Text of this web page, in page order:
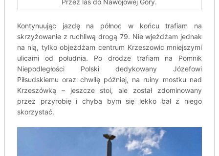
Kontynuując jazdę na północ w końcu trafiam na
skrzyżowanie z ruchliwą drogą 79. Nie wjeżdżam jednak
na nią, tylko objeżdżam centrum Krzeszowic mniejszymi
ulicami od południa. Po drodze trafiam na Pomnik
Niepodległości Polski dedykowany Józefowi
Piłsudskiemu oraz chwilę później, na ruiny mostku nad
Krzeszówką – jeszcze stoi, ale został zdominowany
przez przyrobię i chyba bym się lekko bał z niego
skorzystać.